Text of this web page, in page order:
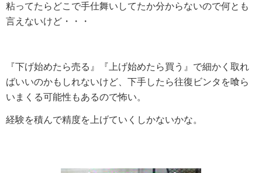
粘ってたらどこで手仕舞いしてたか分からないので何とも
言えないけど・・・
『下げ始めたら売る』『上げ始めたら買う』で細かく取れ
ばいいのかもしれないけど、下手したら往復ビンタを喰ら
いまくる可能性もあるので怖い。
経験を積んで精度を上げていくしかないかな。